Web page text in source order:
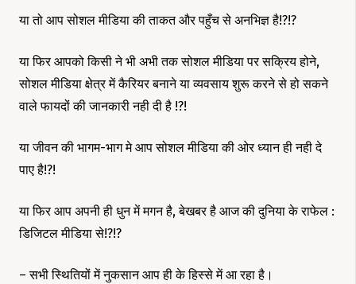
या तो आप सोशल मीडिया की ताकत और पहुँच से अनभिज्ञ है!?!?
या फिर आपको किसी ने भी अभी तक सोशल मीडिया पर सक्रिय होने,
सोशल मीडिया क्षेत्र में कैरियर बनाने या व्यवसाय शुरू करने से हो सकने
वाले फायदों की जानकारी नही दी है !?!
या जीवन की भागम-भाग मे आप सोशल मीडिया की ओर ध्यान ही नही दे
पाए है!?!
या फिर आप अपनी ही धुन में मगन है, बेखबर है आज की दुनिया के राफेल :
डिजिटल मीडिया से!?!?
– सभी स्थितियों में नुकसान आप ही के हिस्से में आ रहा है।